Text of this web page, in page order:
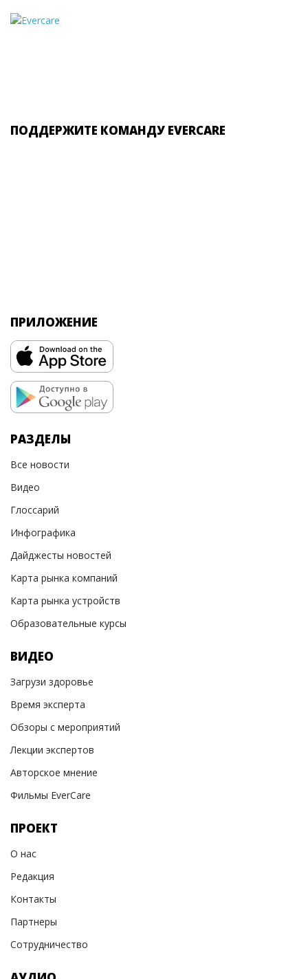
ПОДДЕРЖИТЕ КОМАНДУ EVERCARE
ПРИЛОЖЕНИЕ
РАЗДЕЛЫ
Все новости
Видео
Глоссарий
Инфографика
Дайджесты новостей
Карта рынка компаний
Карта рынка устройств
Образовательные курсы
ВИДЕО
Загрузи здоровье
Время эксперта
Обзоры с мероприятий
Лекции экспертов
Авторское мнение
Фильмы EverCare
ПРОЕКТ
О нас
Редакция
Контакты
Партнеры
Сотрудничество